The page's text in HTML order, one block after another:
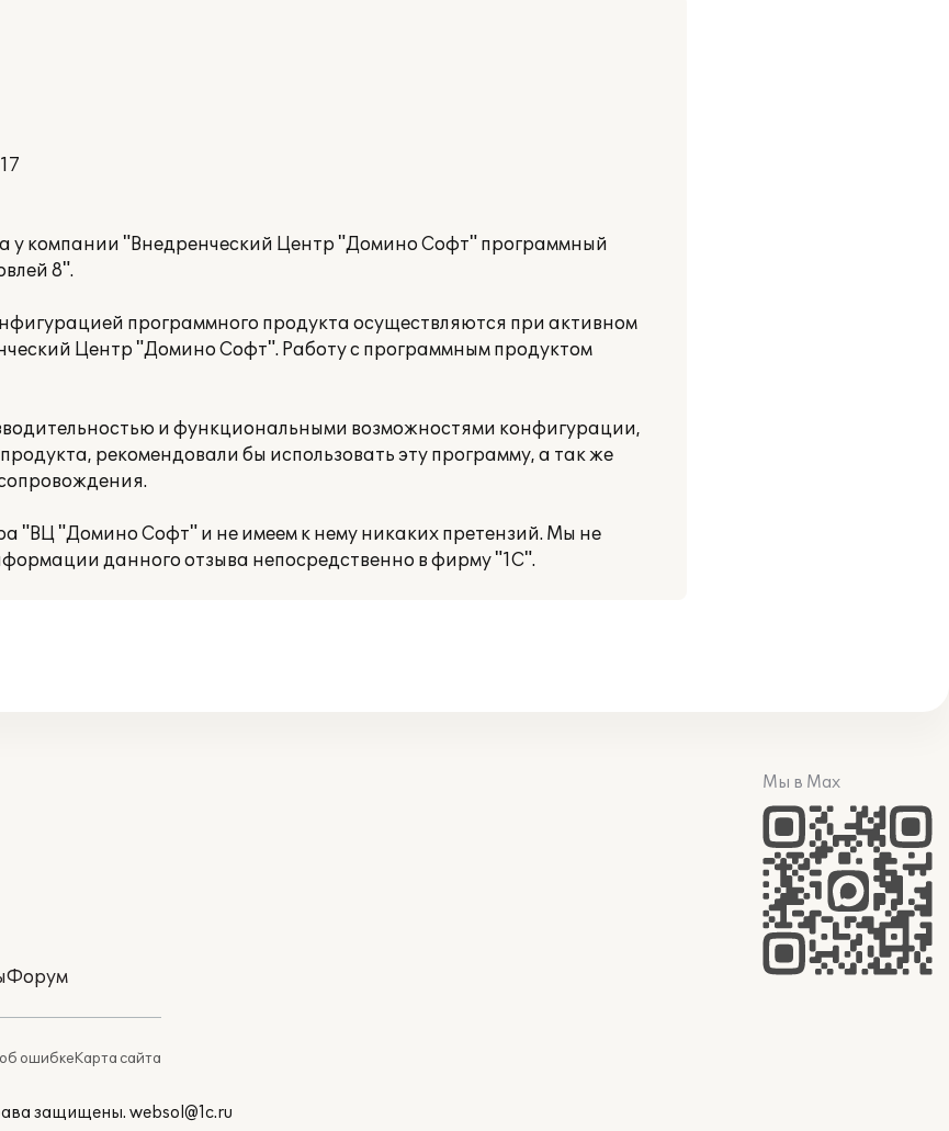
у компании "Внедренческий Центр "Домино Софт" программный
8".
программного продукта осуществляются при активном
Центр "Домино Софт". Работу с программным продуктом
и функциональными возможностями конфигурации,
рекомендовали бы использовать эту программу, а так же
"ВЦ "Домино Софт" и не имеем к нему никаких претензий. Мы не
данного отзыва непосредственно в фирму "1С".
Форум
ошибкеКарта сайта
Мы в Max
защищены. websol@1c.ru